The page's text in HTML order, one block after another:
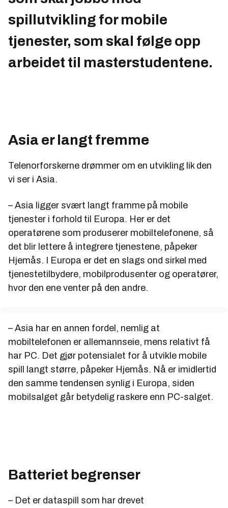
spillutvikling for mobile
tjenester, som skal følge opp
arbeidet til masterstudentene.
Asia er langt fremme
Telenorforskerne drømmer om en utvikling lik den
vi ser i Asia.
– Asia ligger svært langt framme på mobile
tjenester i forhold til Europa. Her er det
operatørene som produserer mobiltelefonene, så
det blir lettere å integrere tjenestene, påpeker
Hjemås. I Europa er det en slags ond sirkel med
tjenestetilbydere, mobilprodusenter og operatører,
hvor den ene venter på den andre.
– Asia har en annen fordel, nemlig at
mobiltelefonen er allemannseie, mens relativt få
har PC. Det gjør potensialet for å utvikle mobile
spill langt større, påpeker Hjemås. Nå er imidlertid
den samme tendensen synlig i Europa, siden
mobilsalget går betydelig raskere enn PC-salget.
Batteriet begrenser
– Det er dataspill som har drevet